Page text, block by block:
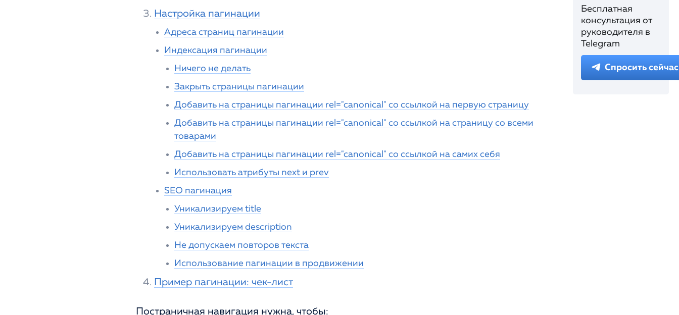
Настройка пагинации
Адреса страниц пагинации
Индексация пагинации
Ничего не делать
Закрыть страницы пагинации
Добавить на страницы пагинации rel="canonical" со ссылкой на первую страницу
Добавить на страницы пагинации rel="canonical" со ссылкой на страницу со всеми
товарами
Добавить на страницы пагинации rel="canonical" со ссылкой на самих себя
Использовать атрибуты next и prev
SEO пагинация
Уникализируем title
Уникализируем description
Не допускаем повторов текста
Использование пагинации в продвижении
Пример пагинации: чек-лист
Постраничная навигация нужна, чтобы:
Бесплатная
консультация от
руководителя в
Telegram
Спросить сейчас